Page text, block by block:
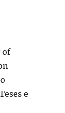
of
e